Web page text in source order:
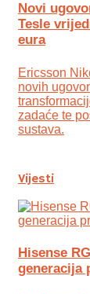
Novi
Tesle
eura
Ericsson
novih
zadaće te
sustava.
Vijesti
Hisense
generacija